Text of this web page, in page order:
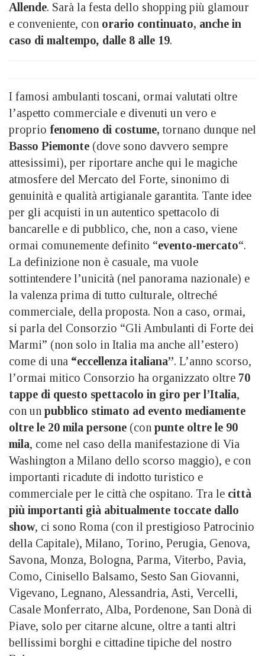
Allende. Sarà la festa dello shopping più glamour
e conveniente, con orario continuato, anche in
caso di maltempo, dalle 8 alle 19.
I famosi ambulanti toscani, ormai valutati oltre
l’aspetto commerciale e divenuti un vero e
proprio fenomeno di costume, tornano dunque nel
Basso Piemonte (dove sono davvero sempre
attesissimi), per riportare anche qui le magiche
atmosfere del Mercato del Forte, sinonimo di
genuinità e qualità artigianale garantita. Tante idee
per gli acquisti in un autentico spettacolo di
bancarelle e di pubblico, che, non a caso, viene
ormai comunemente definito “evento-mercato“.
La definizione non è casuale, ma vuole
sottintendere l’unicità (nel panorama nazionale) e
la valenza prima di tutto culturale, oltreché
commerciale, della proposta. Non a caso, ormai,
si parla del Consorzio “Gli Ambulanti di Forte dei
Marmi” (non solo in Italia ma anche all’estero)
come di una “eccellenza italiana”. L’anno scorso,
l’ormai mitico Consorzio ha organizzato oltre 70
tappe di questo spettacolo in giro per l’Italia,
con un pubblico stimato ad evento mediamente
oltre le 20 mila persone (con punte oltre le 90
mila, come nel caso della manifestazione di Via
Washington a Milano dello scorso maggio), e con
importanti ricadute di indotto turistico e
commerciale per le città che ospitano. Tra le città
più importanti già abitualmente toccate dallo
show, ci sono Roma (con il prestigioso Patrocinio
della Capitale), Milano, Torino, Perugia, Genova,
Savona, Monza, Bologna, Parma, Viterbo, Pavia,
Como, Cinisello Balsamo, Sesto San Giovanni,
Vigevano, Legnano, Alessandria, Asti, Vercelli,
Casale Monferrato, Alba, Pordenone, San Donà di
Piave, solo per citarne alcune, oltre a tanti altri
bellissimi borghi e cittadine tipiche del nostro